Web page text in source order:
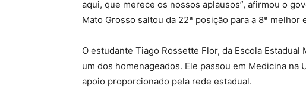
aqui, que merece os nossos aplausos”, afirmou o
Mato Grosso saltou da 22ª posição para a 8ª melhor
O estudante Tiago Rossette Flor, da Escola
um dos homenageados. Ele passou em Medicina na
apoio proporcionado pela rede estadual.